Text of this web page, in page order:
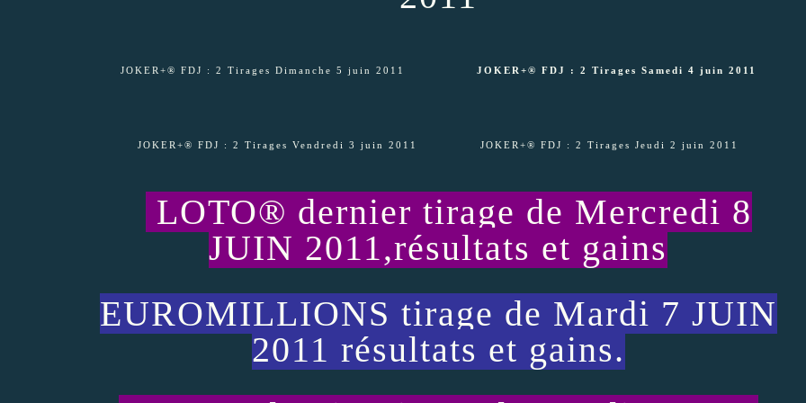
JOKER+® FDJ : 2 Tirages Dimanche 5 juin 2011 JOKER+® FDJ : 2 Tirages Samedi 4 juin 2011
JOKER+® FDJ : 2 Tirages Vendredi 3 juin 2011 JOKER+® FDJ : 2 Tirages Jeudi 2 juin 2011
LOTO® dernier tirage de Mercredi 8
JUIN 2011,résultats et gains
EUROMILLIONS tirage de Mardi 7 JUIN
2011 résultats et gains.